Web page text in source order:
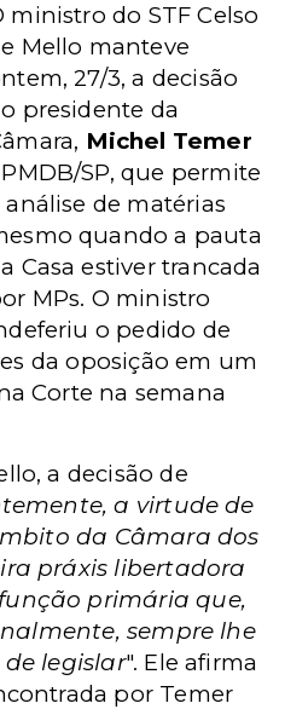
ministro do STF Celso
Mello manteve
27/3, a decisão
presidente da
Michel Temer
SP, que permite
análise de matérias
quando a pauta
Casa estiver trancada
MPs. O ministro
o pedido de
da oposição em um
Corte na semana
a decisão de
a virtude de
da Câmara dos
práxis libertadora
primária que,
sempre lhe
legislar". Ele afirma
por Temer